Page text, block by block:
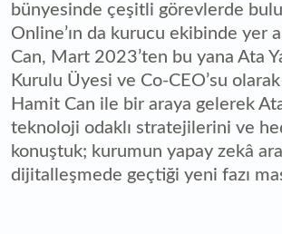
bünyesinde çeşitli görevlerde
Online’ın da kurucu ekibinde yer
Can, Mart 2023’ten bu yana Ata
Kurulu Üyesi ve Co-CEO’su
Hamit Can ile bir araya gelerek Ata
teknoloji odaklı stratejilerini ve
konuştuk; kurumun yapay zekâ
dijitalleşmede geçtiği yeni fazı